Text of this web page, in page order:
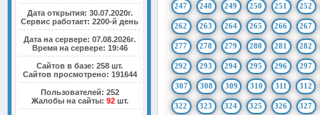
Дата открытия: 30.07.2020г.
Сервис работает: 2200-й день
Дата на сервере: 07.08.2026г.
Время на сервере: 19:46
Сайтов в базе: 258 шт.
Сайтов просмотрено: 191644
Пользователей: 252
Жалобы на сайты: 92шт.
247 248 249 250 251 252
262 263 264 265 266 267
277 278 279 280 281 282
292 293 294 295 296 297
307 308 309 310 311 312
322 323 324 325 326 327